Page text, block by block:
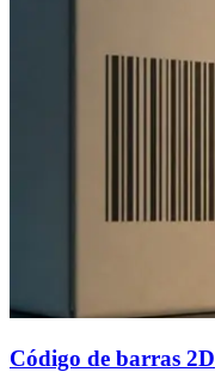
Código de barras 2D